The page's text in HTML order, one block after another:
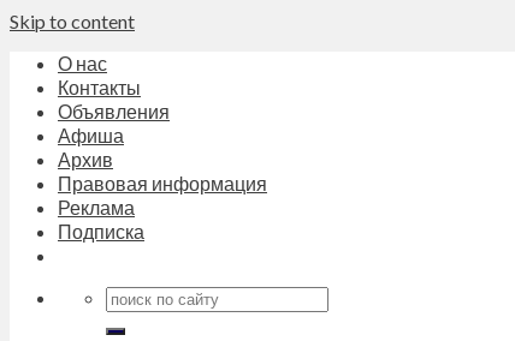
Skip to content
О нас
Контакты
Объявления
Афиша
Архив
Правовая информация
Реклама
Подписка